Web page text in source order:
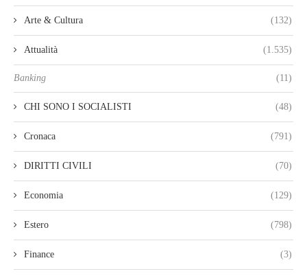
Arte & Cultura (132)
Attualità (1.535)
Banking (11)
CHI SONO I SOCIALISTI (48)
Cronaca (791)
DIRITTI CIVILI (70)
Economia (129)
Estero (798)
Finance (3)